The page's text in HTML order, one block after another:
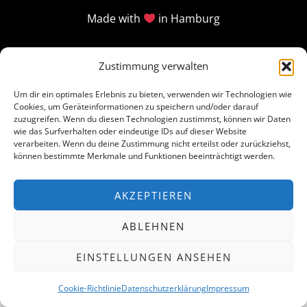
Zustimmung verwalten
Um dir ein optimales Erlebnis zu bieten, verwenden wir Technologien wie
Cookies, um Geräteinformationen zu speichern und/oder darauf
zuzugreifen. Wenn du diesen Technologien zustimmst, können wir Daten
wie das Surfverhalten oder eindeutige IDs auf dieser Website
verarbeiten. Wenn du deine Zustimmung nicht erteilst oder zurückziehst,
können bestimmte Merkmale und Funktionen beeinträchtigt werden.
AKZEPTIEREN
ABLEHNEN
EINSTELLUNGEN ANSEHEN
Cookie-RichtlinieDatenschutzerklärungImpressum
Made with in Hamburg